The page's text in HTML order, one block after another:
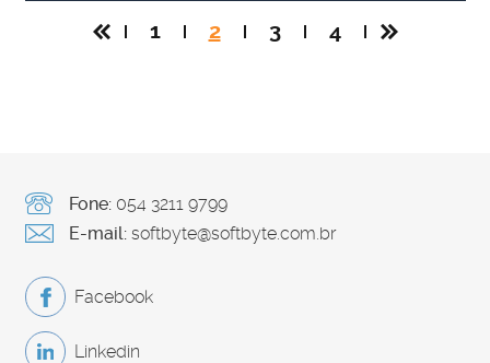
1 2 3 4
Fone:054 3211 9799
E-mail: softbyte@softbyte.com.br
Facebook
Linkedin